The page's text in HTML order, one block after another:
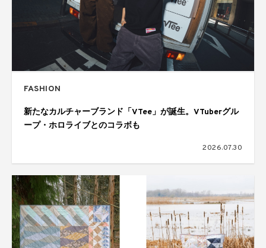
FASHION
新たなカルチャーブランド「VTee」が誕生。VTuberグル
ープ・ホロライブとのコラボも
2026.07.30